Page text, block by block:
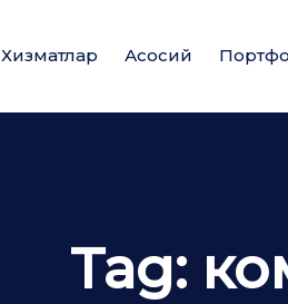
Хизматлар Асосий
Tag: